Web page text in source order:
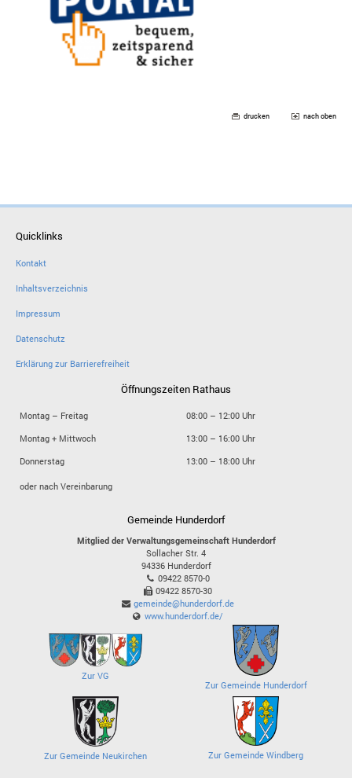
drucken nach oben
Quicklinks
Kontakt
Inhaltsverzeichnis
Impressum
Datenschutz
Erklärung zur Barrierefreiheit
Öffnungszeiten Rathaus
Montag – Freitag
08:00 – 12:00 Uhr
Montag + Mittwoch
13:00 – 16:00 Uhr
Donnerstag
13:00 – 18:00 Uhr
oder nach Vereinbarung
Gemeinde Hunderdorf
Mitglied der Verwaltungsgemeinschaft Hunderdorf
Sollacher Str. 4
94336 Hunderdorf
09422 8570-0
09422 8570-30
gemeinde@hunderdorf.de
www.hunderdorf.de/
Zur VG
Zur Gemeinde Hunderdorf
Zur Gemeinde Neukirchen Zur Gemeinde Windberg